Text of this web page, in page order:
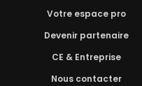
Votre espace pro
Devenir partenaire
CE & Entreprise
Nous contacter